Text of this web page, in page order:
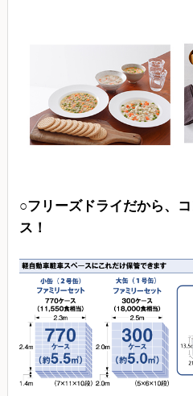
○フリーズドライだから、
ス！